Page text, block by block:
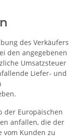
des Verkäufers
den angegebenen
Umsatzsteuer
Liefer- und
der Europäischen
anfallen, die der
vom Kunden zu